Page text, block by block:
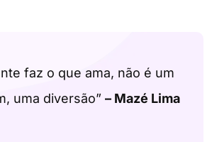
faz o que ama, não é um
uma diversão” – Mazé Lima